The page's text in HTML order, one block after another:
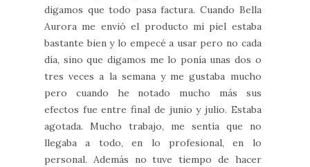
digamos que todo pasa factura. Cuando Bella
Aurora me envió el producto mi piel estaba
bastante bien y lo empecé a usar pero no cada
día, sino que digamos me lo ponía unas dos o
tres veces a la semana y me gustaba mucho
pero cuando he notado mucho más sus
efectos fue entre final de junio y julio. Estaba
agotada. Mucho trabajo, me sentía que no
llegaba a todo, en lo profesional, en lo
personal. Además no tuve tiempo de hacer